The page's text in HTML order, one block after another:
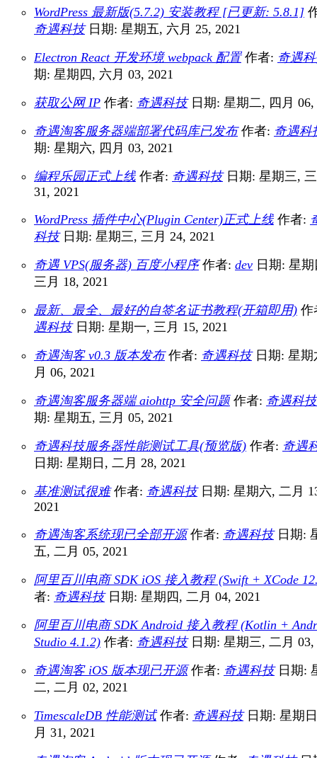
WordPress 最新版(5.7.2) 安装教程 [已更新: 5.8.1]
奇遇科技日期: 星期五, 六月 25, 2021
Electron React 开发环境 webpack 配置作者: 奇遇
期: 星期四, 六月 03, 2021
获取公网 IP 作者: 奇遇科技日期: 星期二, 四月 06,
奇遇淘客服务器端部署代码库已发布作者: 奇遇科
期: 星期六, 四月 03, 2021
编程乐园正式上线 作者: 奇遇科技日期: 星期三,
31, 2021
WordPress 插件中心(Plugin Center)正式上线 作者:
科技日期: 星期三, 三月 24, 2021
奇遇 VPS(服务器) 百度小程序作者: dev 日期: 星
三月 18, 2021
最新、最全、最好的自签名证书教程(开箱即用)
遇科技日期: 星期一, 三月 15, 2021
奇遇淘客 v0.3 版本发布作者: 奇遇科技日期: 星期
月 06, 2021
奇遇淘客服务器端 aiohttp 安全问题作者: 奇遇科技
期: 星期五, 三月 05, 2021
奇遇科技服务器性能测试工具(预览版) 作者: 奇遇
日期: 星期日, 二月 28, 2021
基准测试很难作者: 奇遇科技日期: 星期六, 二月
2021
奇遇淘客系统现已全部开源作者: 奇遇科技日期:
五, 二月 05, 2021
阿里百川电商 SDK iOS 接入教程 (Swift + XCode
者: 奇遇科技日期: 星期四, 二月 04, 2021
阿里百川电商 SDK Android 接入教程 (Kotlin +
Studio 4.1.2) 作者: 奇遇科技日期: 星期三, 二月 03,
奇遇淘客 iOS 版本现已开源作者: 奇遇科技日期:
二, 二月 02, 2021
TimescaleDB 性能测试作者: 奇遇科技日期: 星期
月 31, 2021